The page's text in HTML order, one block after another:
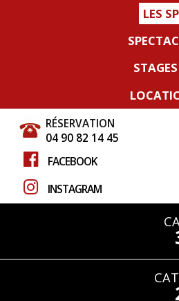
RÉSERVATION
04 90 82 14 45
FACEBOOK
INSTAGRAM
LES